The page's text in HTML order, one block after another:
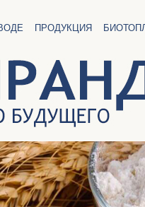
ПРОДУКЦИЯ